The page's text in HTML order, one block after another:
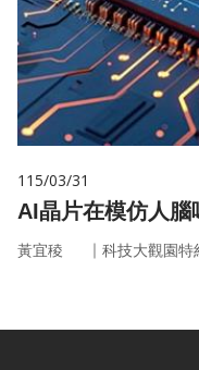
115/03/31
AI晶片在模仿人
黃宜稜 ｜ 科技大觀園特